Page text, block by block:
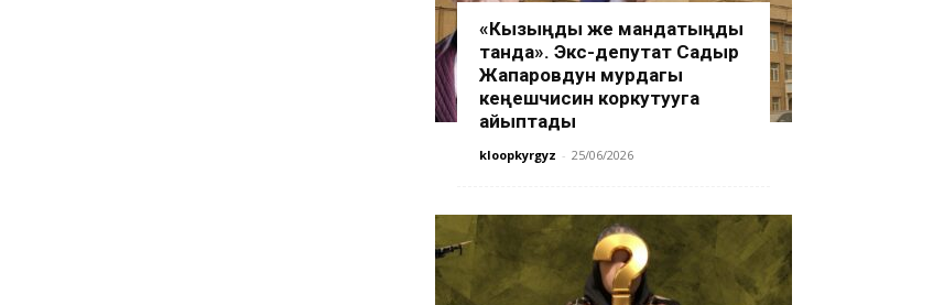
«Кызыңды же мандатыңды
танда». Экс-депутат Садыр
Жапаровдун мурдагы
кеңешчисин коркутууга
айыптады
kloopkyrgyz - 25/06/2026